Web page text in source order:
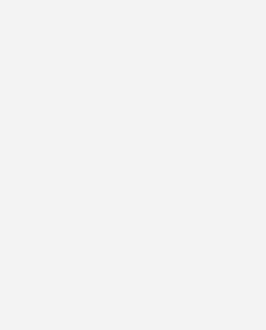
werden ca. 80 % aller Gebäude
mit Wärme versorgt. Ist eine
muss zunächst geprüft
als auch Warmwasser
Fall, könnten z. B. auch
theoretisch eine
man auch hier nicht den Aufwand
denn es müssen ja neue Leitungen
Und diese Leitungen
sondern Kältemittel.